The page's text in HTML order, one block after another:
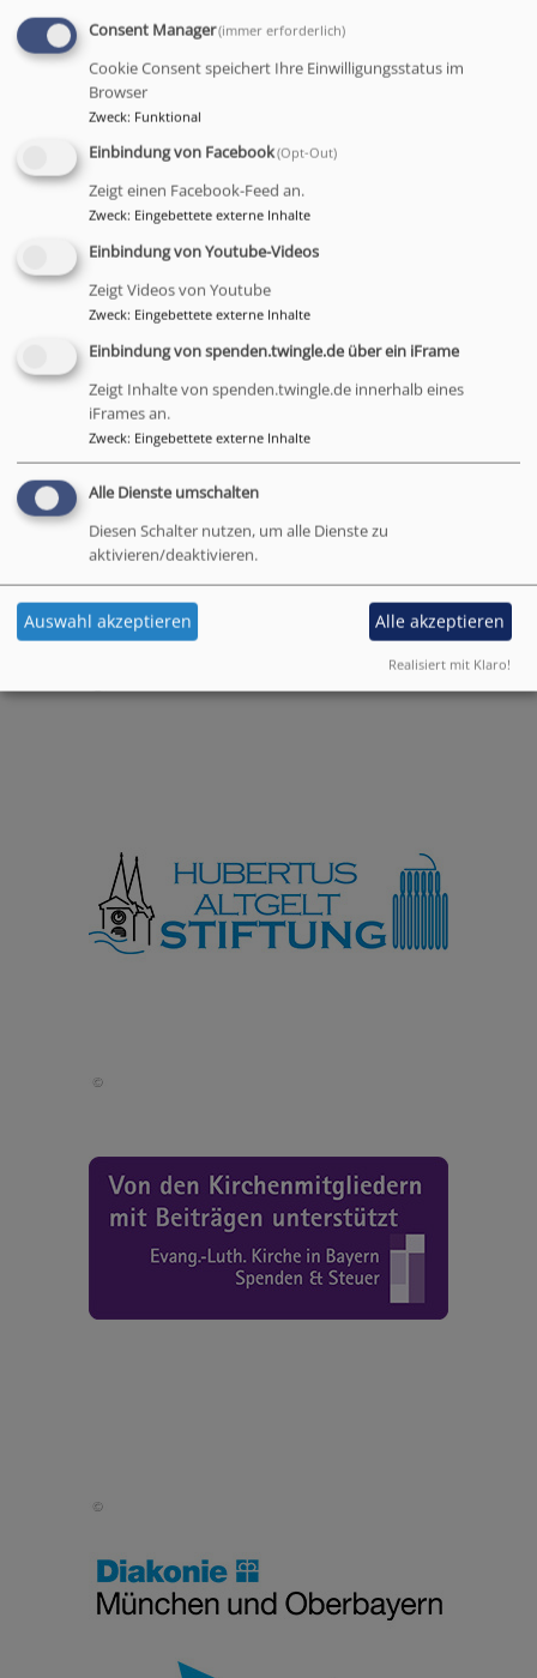
Consent Manager(immer erforderlich)
Cookie Consent speichert Ihre Einwilligungsstatus im
Browser
Zweck: Funktional
Einbindung von Facebook(Opt-Out)
Zeigt einen Facebook-Feed an.
Zweck: Eingebettete externe Inhalte
Einbindung von Youtube-Videos
Zeigt Videos von Youtube
Zweck: Eingebettete externe Inhalte
Einbindung von spenden.twingle.de über ein iFrame
Zeigt Inhalte von spenden.twingle.de innerhalb eines
iFrames an.
Zweck: Eingebettete externe Inhalte
Alle Dienste umschalten
Diesen Schalter nutzen, um alle Dienste zu
aktivieren/deaktivieren.
Auswahl akzeptieren Alle akzeptieren
Realisiert mit Klaro!